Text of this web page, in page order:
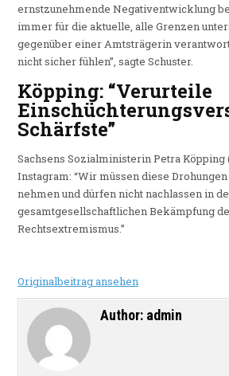
ernstzunehmende Negativentwicklung
immer für die aktuelle, alle Grenzen
gegenüber einer Amtsträgerin
nicht sicher fühlen”, sagte Schuster.
Köpping: “Verurteile
Schärfste”
Sachsens Sozialministerin Petra Köpping
Instagram: “Wir müssen diese
nehmen und dürfen nicht nachlassen in
gesamtgesellschaftlichen Bekämpfung
Rechtsextremismus.”
Originalbeitrag ansehen
Author: admin